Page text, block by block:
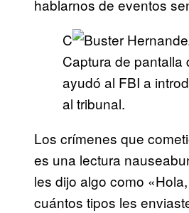
hablarnos de eventos
C
Captura de
ayudó al FBI a
al tribunal.
Los crímenes que
es una lectura
les dijo algo como
cuántos tipos les